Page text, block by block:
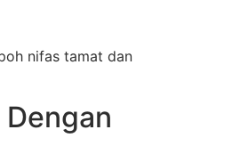
nifas tamat dan